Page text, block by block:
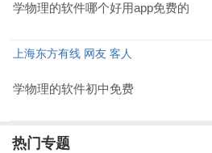
学物理的软件哪个好用app免费的
上海东方有线 网友 客人
学物理的软件初中免费
热门专题